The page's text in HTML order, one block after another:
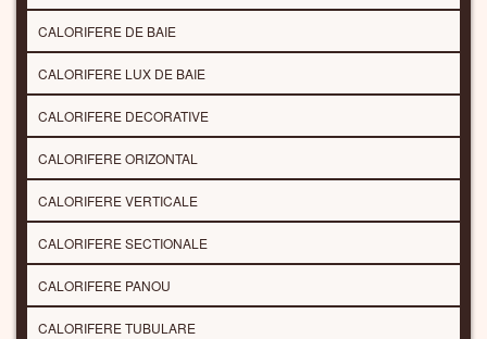
CALORIFERE DE BAIE
CALORIFERE LUX DE BAIE
CALORIFERE DECORATIVE
CALORIFERE ORIZONTAL
CALORIFERE VERTICALE
CALORIFERE SECTIONALE
CALORIFERE PANOU
CALORIFERE TUBULARE